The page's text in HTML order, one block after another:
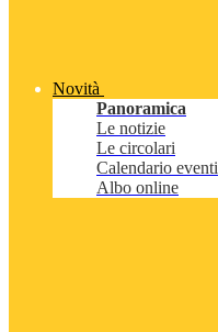
Novità
Panoramica
Le notizie
Le circolari
Calendario eventi
Albo online